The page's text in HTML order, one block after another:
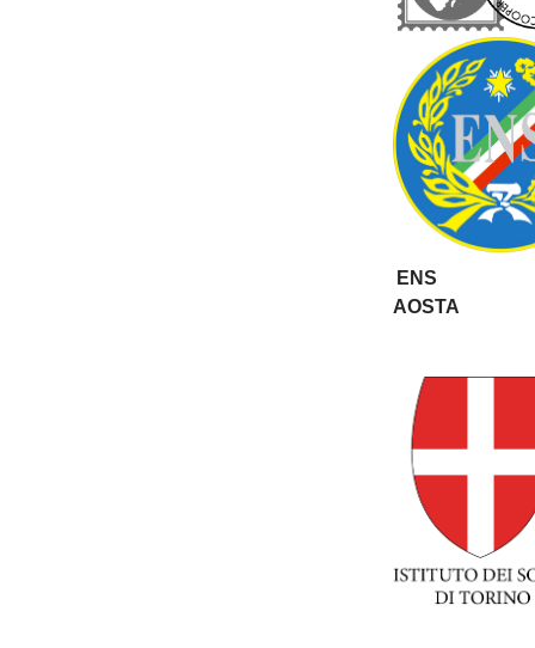
ENS
AOSTA